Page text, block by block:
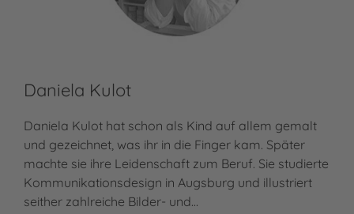
Daniela Kulot
Daniela Kulot hat schon als Kind auf allem gemalt
und gezeichnet, was ihr in die Finger kam. Später
machte sie ihre Leidenschaft zum Beruf. Sie studierte
Kommunikationsdesign in Augsburg und illustriert
seither zahlreiche Bilder- und…